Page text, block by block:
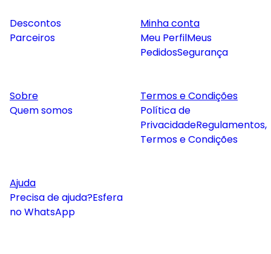
Descontos
Parceiros
Minha conta
Meu PerfilMeus
PedidosSegurança
Sobre
Quem somos
Termos e Condições
Política de
PrivacidadeRegulamentos,
Termos e Condições
Ajuda
Precisa de ajuda?Esfera
no WhatsApp